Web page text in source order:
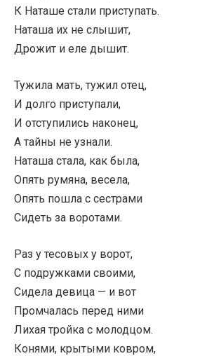
К Наташе стали приступать.
Наташа их не слышит,
Дрожит и еле дышит.
Тужила мать, тужил отец,
И долго приступали,
И отступились наконец,
А тайны не узнали.
Наташа стала, как была,
Опять румяна, весела,
Опять пошла с сестрами
Сидеть за воротами.
Раз у тесовых у ворот,
С подружками своими,
Сидела девица — и вот
Промчалась перед ними
Лихая тройка с молодцом.
Конями, крытыми ковром,